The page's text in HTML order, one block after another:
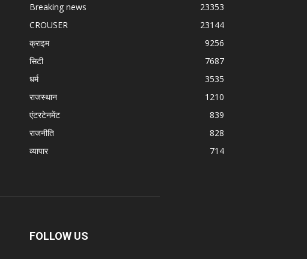
Breaking news
23353
CROUSER
23144
क्राइम
9256
सिटी
7687
धर्म
3535
राजस्थान
1210
एंटरटेनमेंट
839
राजनीति
828
व्यापार
714
FOLLOW US